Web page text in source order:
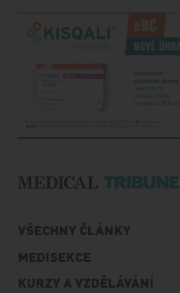
VŠECHNY ČLÁNKY
MEDISEKCE
KURZY A VZDĚLÁVÁNÍ